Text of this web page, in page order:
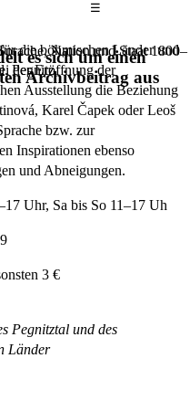
Das
☰
es sich um einen
Archivbeitrag aus
Nation und Staat 1800–
die böhmischen Länder und
der Eröffnung der
Ausstellung die Beziehung
Karel Čapek oder Leoš
bzw. zur
Inspirationen ebenso
und Abneigungen.
Uhr, Sa bis So 11–17 Uh
3 €
Pegnitztal und des
Länder
Pegnitz